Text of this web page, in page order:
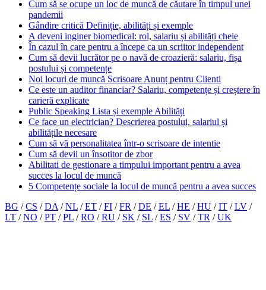
Cum să se ocupe un loc de muncă de căutare în timpul unei
pandemii
Gândire critică Definiție, abilități și exemple
A deveni inginer biomedical: rol, salariu și abilități cheie
În cazul în care pentru a începe ca un scriitor independent
Cum să devii lucrător pe o navă de croazieră: salariu, fișa
postului și competențe
Noi locuri de muncă Scrisoare Anunț pentru Clienti
Ce este un auditor financiar? Salariu, competențe și creștere în
carieră explicate
Public Speaking Lista și exemple Abilități
Ce face un electrician? Descrierea postului, salariul și
abilitățile necesare
Cum să vă personalitatea într-o scrisoare de intentie
Cum să devii un însoțitor de zbor
Abilitati de gestionare a timpului important pentru a avea
succes la locul de muncă
5 Competențe sociale la locul de muncă pentru a avea succes
BG /CS /DA /NL /ET /FI /FR /DE /EL /HE /HU /IT /LV /
LT /NO /PT /PL /RO /RU / SK / SL /ES / SV /TR /UK